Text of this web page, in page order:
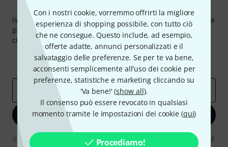
Con i nostri cookie, vorremmo offrirti la migliore
esperienza di shopping possibile, con tutto ciò
che ne consegue. Questo include, ad esempio,
offerte adatte, annunci personalizzati e il
salvataggio delle preferenze. Se per te va bene,
acconsenti semplicemente all'uso dei cookie per
preferenze, statistiche e marketing cliccando su
'Va bene!' (show all).
Il consenso può essere revocato in qualsiasi
momento tramite le impostazioni dei cookie (qui)
Procediamo!
Thomann Newsletter
Iscriviti alla newsletter di Thomann, e con un po' di fortuna
potrai vincere uno dei 50 buoni del valore di 50 euro
ciascuno!
Contributi d'ispirazione
Offerte
Approfondimenti Thomann
Indirizzo e-mail
Iscriviti ora
Cliccando su "Iscriviti ora", lei accetta di ricevere pubblicità via e-mail. È